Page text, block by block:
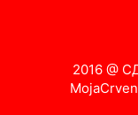
2016 @